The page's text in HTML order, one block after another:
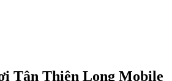
Tân Thiên Long Mobile